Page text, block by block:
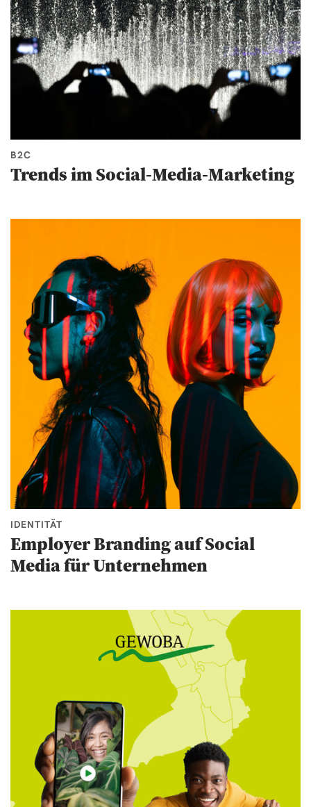
B2C
Trends im Social-Media-Marketing
IDENTITÄT
Employer Branding auf Social
Media für Unternehmen